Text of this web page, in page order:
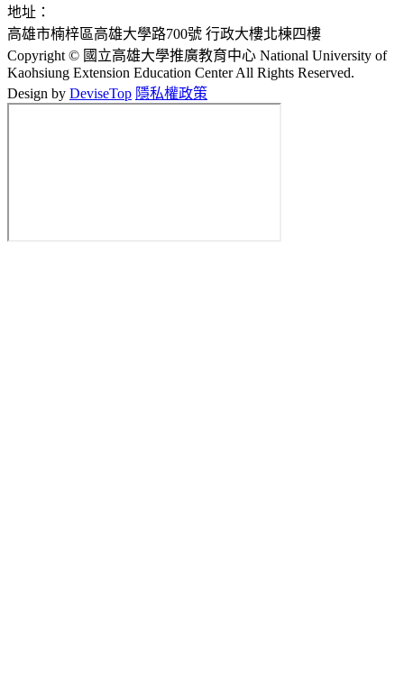
地址：
高雄市楠梓區高雄大學路700號 行政大樓北棟四樓
Copyright © 國立高雄大學推廣教育中心 National University of
Kaohsiung Extension Education Center All Rights Reserved.
Design by DeviseTop 隱私權政策